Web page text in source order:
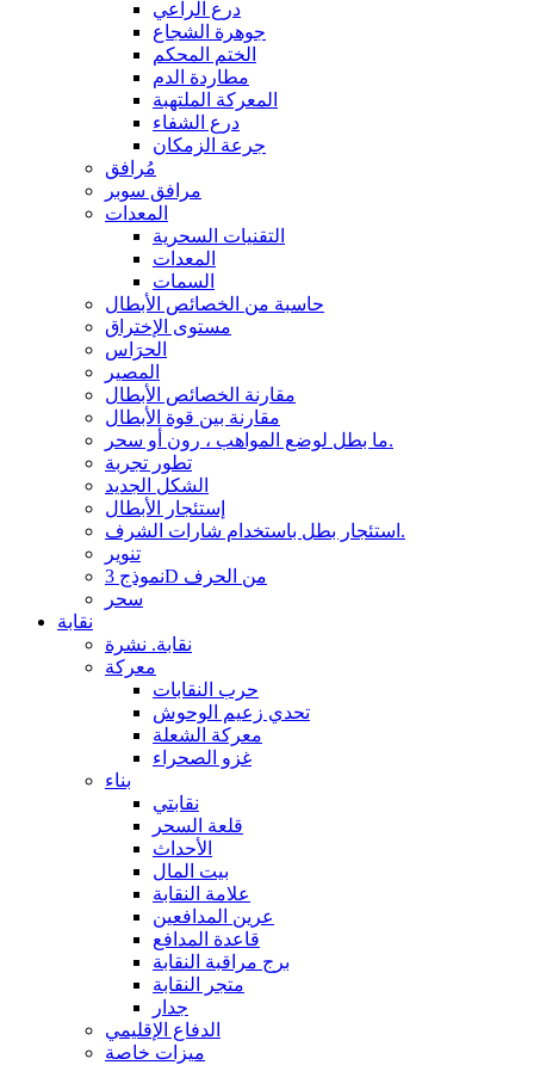
درع الراعي
جوهرة الشجاع
الختم المحكم
مطاردة الدم
المعركة الملتهبة
درع الشفاء
جرعة الزمكان
مُرافق
مرافق سوبر
المعدات
التقنيات السحرية
المعدات
السمات
حاسبة من الخصائص الأبطال
مستوى الإختراق
الحرَاس
المصير
مقارنة الخصائص الأبطال
مقارنة بين قوة الأبطال
ما بطل لوضع المواهب ، رون أو سحر.
تطور تجربة
الشكل الجديد
إستئجار الأبطال
استئجار بطل باستخدام شارات الشرف.
تنوير
نموذج 3D من الحرف
سحر
نقابة
نقابة. نشرة
معركة
حرب النقابات
تحدي زعيم الوحوش
معركة الشعلة
غزو الصحراء
بناء
نقابتي
قلعة السحر
الأحداث
بيت المال
علامة النقابة
عرين المدافعين
قاعدة المدافع
برج مراقبة النقابة
متجر النقابة
جدار
الدفاع الإقليمي
ميزات خاصة